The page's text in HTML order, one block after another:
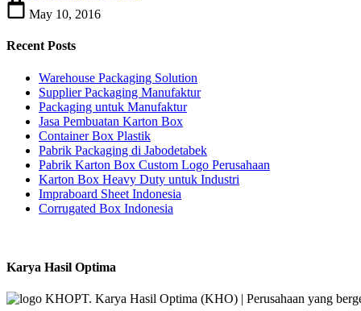
May 10, 2016
Recent Posts
Warehouse Packaging Solution
Supplier Packaging Manufaktur
Packaging untuk Manufaktur
Jasa Pembuatan Karton Box
Container Box Plastik
Pabrik Packaging di Jabodetabek
Pabrik Karton Box Custom Logo Perusahaan
Karton Box Heavy Duty untuk Industri
Impraboard Sheet Indonesia
Corrugated Box Indonesia
Karya Hasil Optima
PT. Karya Hasil Optima (KHO) | Perusahaan yang